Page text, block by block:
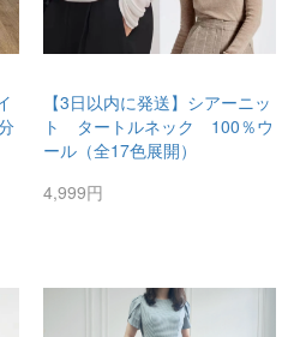
【3日以内に発送】シアーニッ
ト タートルネック 100％ウ
ール（全17色展開）
4,999円